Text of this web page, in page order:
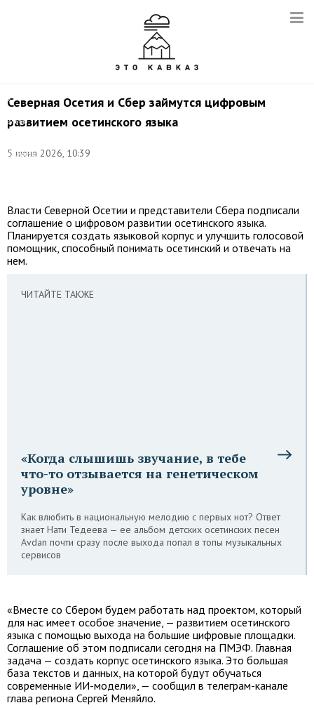
Северная Осетия и Сбер займутся цифровым
развитием осетинского языка
5 июня 2026, 10:39
©
соцсети
главы
Республики
Осетия
Власти Северной Осетии и представители Сбера подписали
соглашение о цифровом развитии осетинского языка.
Планируется создать языковой корпус и улучшить голосовой
помощник, способный понимать осетинский и отвечать на
нем.
ЧИТАЙТЕ ТАКЖЕ
«Когда слышишь звучание, в тебе
что-то отзывается на генетическом
уровне»
Как влюбить в национальную мелодию с первых нот? Ответ
знает Нати Тедеева — ее альбом детских осетинских песен
Avdan почти сразу после выхода попал в топы музыкальных
сервисов
«Вместе со Сбером будем работать над проектом, который
для нас имеет особое значение, — развитием осетинского
языка с помощью выхода на большие цифровые площадки.
Соглашение об этом подписали сегодня на ПМЭФ. Главная
задача — создать корпус осетинского языка. Это большая
база текстов и данных, на которой будут обучаться
современные ИИ-модели», — сообщил в телеграм-канале
глава региона Сергей Меняйло.